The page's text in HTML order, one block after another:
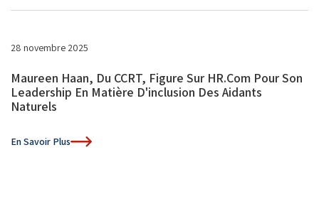
28 novembre 2025
Maureen Haan, Du CCRT, Figure Sur HR.com Pour Son
Leadership En Matière D'inclusion Des Aidants
Naturels
En Savoir Plus